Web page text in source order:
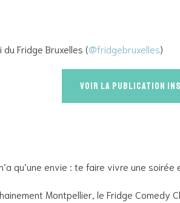
Fridge Bruxelles (@fridgebruxelles)
Voir la publication
qu’une envie : te faire vivre une soirée
Montpellier, le Fridge